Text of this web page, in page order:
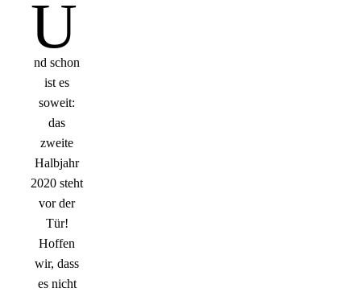
U
nd schon
ist es
soweit:
das
zweite
Halbjahr
2020 steht
vor der
Tür!
Hoffen
wir, dass
es nicht